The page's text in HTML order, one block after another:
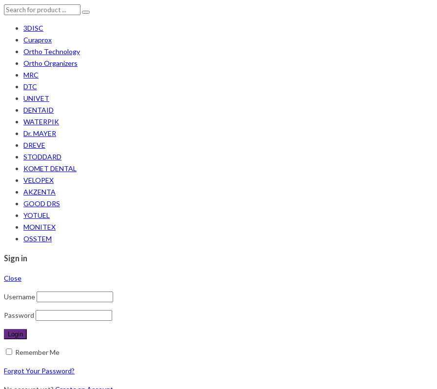
3DISC
Curaprox
Ortho Technology
Ortho Organizers
MRC
DTC
UNIVET
DENTAID
WATERPIK
Dr. MAYER
DREVE
STODDARD
KOMET DENTAL
VELOPEX
AKZENTA
GOOD DRS
YOTUEL
MONITEX
OSSTEM
Sign in
Close
Username
Password
Remember Me
Forgot Your Password?